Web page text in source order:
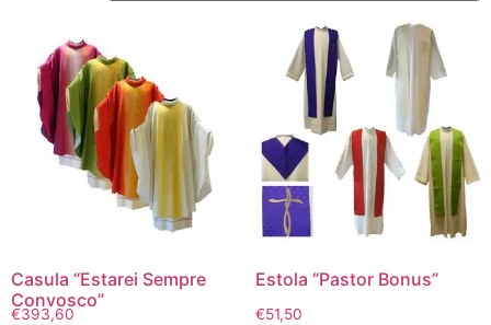
Casula “Estarei Sempre
Convosco”
€393,60
Estola “Pastor Bonus”
€51,50